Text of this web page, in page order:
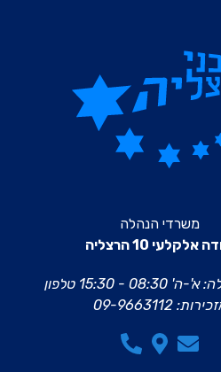
משרדי הנהלה
אלקלעי 10 הרצליה
- 15:30
טלפון
09-9663112